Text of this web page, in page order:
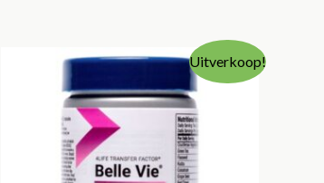
Uitverkoop!